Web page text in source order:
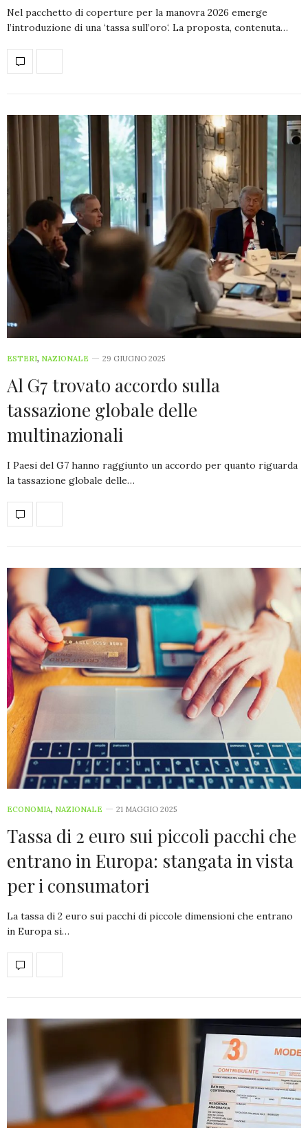
Nel pacchetto di coperture per la manovra 2026 emerge
l’introduzione di una ‘tassa sull’oro‘. La proposta, contenuta…
ESTERI, NAZIONALE 29 GIUGNO 2025
Al G7 trovato accordo sulla
tassazione globale delle
multinazionali
I Paesi del G7 hanno raggiunto un accordo per quanto riguarda
la tassazione globale delle…
ECONOMIA, NAZIONALE 21 MAGGIO 2025
Tassa di 2 euro sui piccoli pacchi che
entrano in Europa: stangata in vista
per i consumatori
La tassa di 2 euro sui pacchi di piccole dimensioni che entrano
in Europa si…